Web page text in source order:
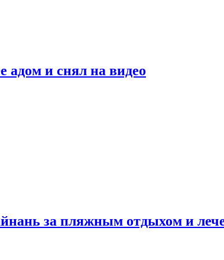
адом и снял на видео
за пляжным отдыхом и